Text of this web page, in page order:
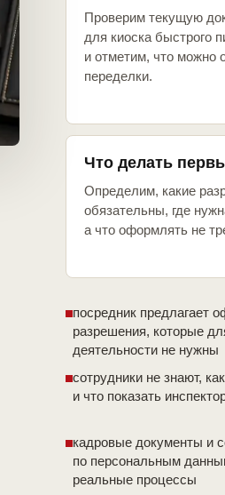
Проверим текущую
для киоска быстрого
и отметим, что можно
переделки.
Что делать
Определим, какие
обязательны, где
а что оформлять не
посредник предлагает
разрешения, которые
деятельности не нужны
сотрудники не знают,
и что показать
кадровые документы и
по персональным
реальные процессы